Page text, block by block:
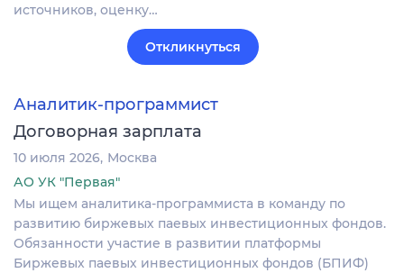
источников, оценку…
Откликнуться
Аналитик-программист
Договорная зарплата
10 июля 2026 Москва
АО УК "Первая"
Мы ищем аналитика-программиста в команду по
развитию биржевых паевых инвестиционных фондов.
Обязанности участие в развитии платформы
Биржевых паевых инвестиционных фондов (БПИФ)